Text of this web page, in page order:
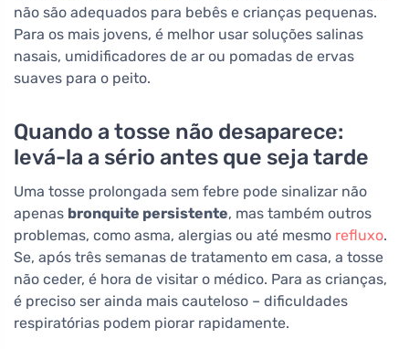
não são adequados para bebês e crianças pequenas.
Para os mais jovens, é melhor usar soluções salinas
nasais, umidificadores de ar ou pomadas de ervas
suaves para o peito.
Quando a tosse não desaparece:
levá-la a sério antes que seja tarde
Uma tosse prolongada sem febre pode sinalizar não
apenas bronquite persistente, mas também outros
problemas, como asma, alergias ou até mesmo refluxo.
Se, após três semanas de tratamento em casa, a tosse
não ceder, é hora de visitar o médico. Para as crianças,
é preciso ser ainda mais cauteloso – dificuldades
respiratórias podem piorar rapidamente.